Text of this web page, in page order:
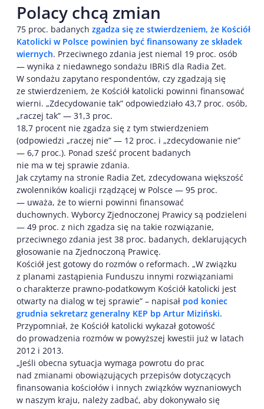
Polacy chcą zmian
75 proc. badanych zgadza się ze stwierdzeniem, że Kościół
Katolicki w Polsce powinien być finansowany ze składek
wiernych. Przeciwnego zdania jest niemal 19 proc. osób
— wynika z niedawnego sondażu IBRiS dla Radia Zet.
W sondażu zapytano respondentów, czy zgadzają się
ze stwierdzeniem, że Kościół katolicki powinni finansować
wierni. „Zdecydowanie tak” odpowiedziało 43,7 proc. osób,
„raczej tak” — 31,3 proc.
18,7 procent nie zgadza się z tym stwierdzeniem
(odpowiedzi „raczej nie” — 12 proc. i „zdecydowanie nie”
— 6,7 proc.). Ponad sześć procent badanych
nie ma w tej sprawie zdania.
Jak czytamy na stronie Radia Zet, zdecydowana większość
zwolenników koalicji rządzącej w Polsce — 95 proc.
— uważa, że to wierni powinni finansować
duchownych. Wyborcy Zjednoczonej Prawicy są podzieleni
— 49 proc. z nich zgadza się na takie rozwiązanie,
przeciwnego zdania jest 38 proc. badanych, deklarujących
głosowanie na Zjednoczoną Prawicę.
Kościół jest gotowy do rozmów o reformach. „W związku
z planami zastąpienia Funduszu innymi rozwiązaniami
o charakterze prawno-podatkowym Kościół katolicki jest
otwarty na dialog w tej sprawie” – napisał pod koniec
grudnia sekretarz generalny KEP bp Artur Miziński.
Przypomniał, że Kościół katolicki wykazał gotowość
do prowadzenia rozmów w powyższej kwestii już w latach
2012 i 2013.
„Jeśli obecna sytuacja wymaga powrotu do prac
nad zmianami obowiązujących przepisów dotyczących
finansowania kościołów i innych związków wyznaniowych
w naszym kraju, należy zadbać, aby dokonywało się